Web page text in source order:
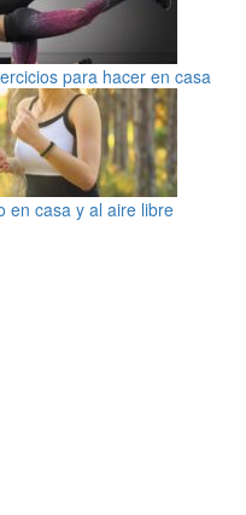
para hacer en casa
en casa y al aire libre